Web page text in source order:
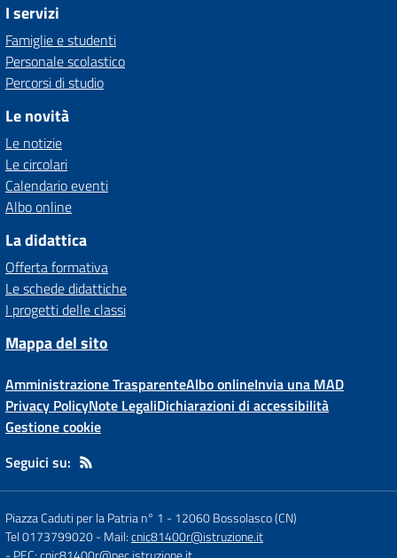
I servizi
Famiglie e studenti
Personale scolastico
Percorsi di studio
Le novità
Le notizie
Le circolari
Calendario eventi
Albo online
La didattica
Offerta formativa
Le schede didattiche
I progetti delle classi
Mappa del sito
Amministrazione TrasparenteAlbo onlineInvia una MAD
Privacy PolicyNote LegaliDichiarazioni di accessibilità
Gestione cookie
Seguici su:
Piazza Caduti per la Patria n° 1 -12060 Bossolasco (CN)
Tel 0173799020- Mail:cnic81400r@istruzione.it